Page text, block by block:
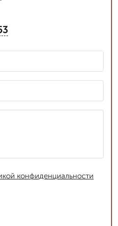
конфиденциальности